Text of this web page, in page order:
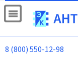
8 (800) 550-12-98